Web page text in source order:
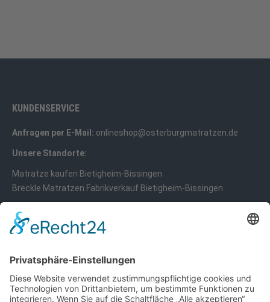
KUNDENSERVICE
Anfragen per E-Mail: onlineshop@osterburgmatratzen.de
Unsere Standorte:
Matratze kaufen Bietigheim-Bissingen
Breckle Matratzen Fabrikverkauf Bietigheim-Bissingen